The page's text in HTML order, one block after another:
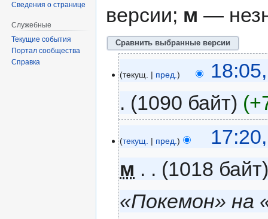
версии; м —
текущ. пред.
1090 байт
текущ. пред.
м
1018 байт
«Покемон» на
Сведения о странице
Служебные
Текущие события
Портал сообщества
Справка